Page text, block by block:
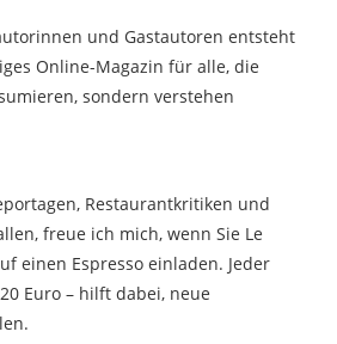
und Gastautoren entsteht
Online-Magazin für alle, die
sondern verstehen
Restaurantkritiken und
freue ich mich, wenn Sie Le
einen Espresso einladen. Jeder
Euro – hilft dabei, neue